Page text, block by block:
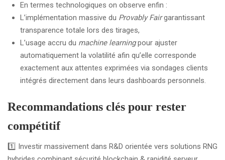
En termes technologiques on observe enfin :
L’implémentation massive du Provably Fairgarantissant
transparence totale lors des tirages,
L’usage accru du machine learningpour ajuster
automatiquement la volatilité afin qu’elle corresponde
exactement aux attentes exprimées via sondages clients
intégrés directement dans leurs dashboards personnels.
Recommandations clés pour rester
compétitif
1️⃣ Investir massivement dans R&D orientée vers solutions RNG